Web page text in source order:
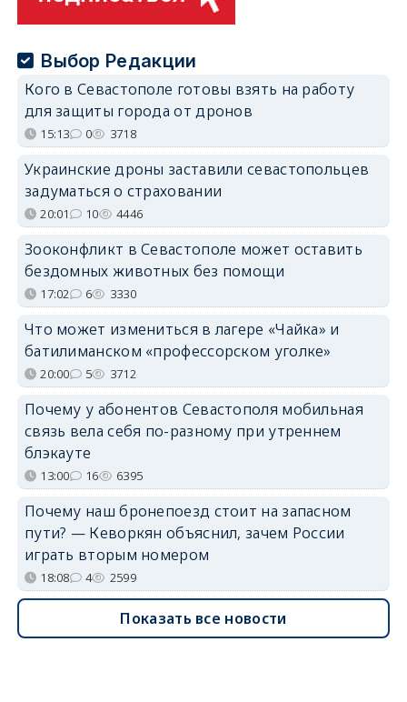
Выбор Редакции
Кого в Севастополе готовы взять на работу
для защиты города от дронов
15:13 0 3718
Украинские дроны заставили севастопольцев
задуматься о страховании
20:01 10 4446
Зооконфликт в Севастополе может оставить
бездомных животных без помощи
17:02 6 3330
Что может измениться в лагере «Чайка» и
батилиманском «профессорском уголке»
20:00 5 3712
Почему у абонентов Севастополя мобильная
связь вела себя по-разному при утреннем
блэкауте
13:00 16 6395
Почему наш бронепоезд стоит на запасном
пути? — Кеворкян объяснил, зачем России
играть вторым номером
18:08 4 2599
Показать все новости